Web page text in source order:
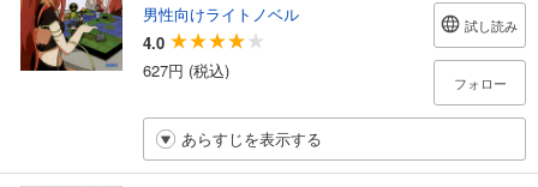
男性向けライトノベル
4.0
627円 (税込)
試し読み
フォロー
あらすじを表示する